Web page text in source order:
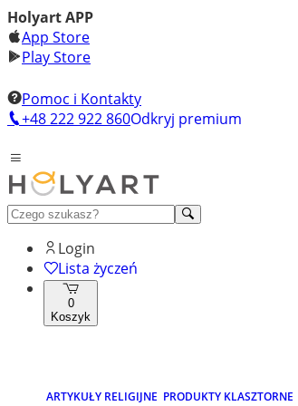
Holyart APP
App Store
Play Store
Pomoc i Kontakty
+48 222 922 860Odkryj premium
Login
Lista życzeń
0
Koszyk
ARTYKUŁY RELIGIJNE PRODUKTY KLASZTORNE